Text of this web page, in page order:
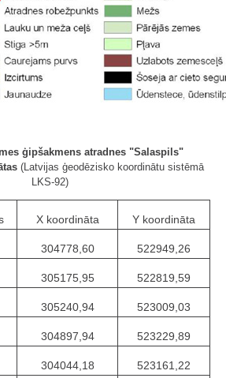
ģipšakmens atradnes "Salaspils"
(Latvijas ģeodēzisko koordinātu sistēmā
LKS-92)
X koordināta Y koordināta
304778,60 522949,26
305175,95 522819,59
305240,94 523009,03
304897,94 523229,89
304044,18 523161,22